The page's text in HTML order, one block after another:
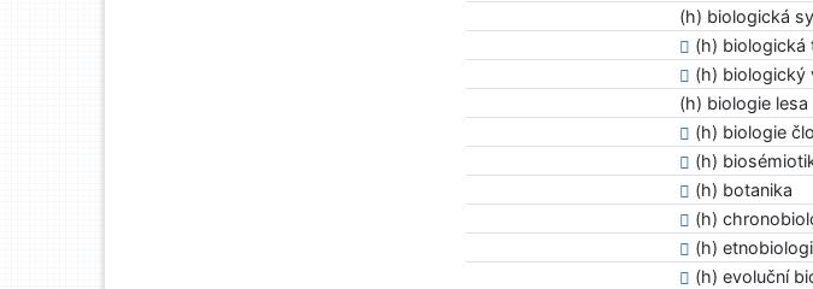
(h) biologická
(h) biologická
(h) biologický
(h) biologie lesa
(h) biologie
(h)
(h) botanika
(h)
(h)
(h) evoluční